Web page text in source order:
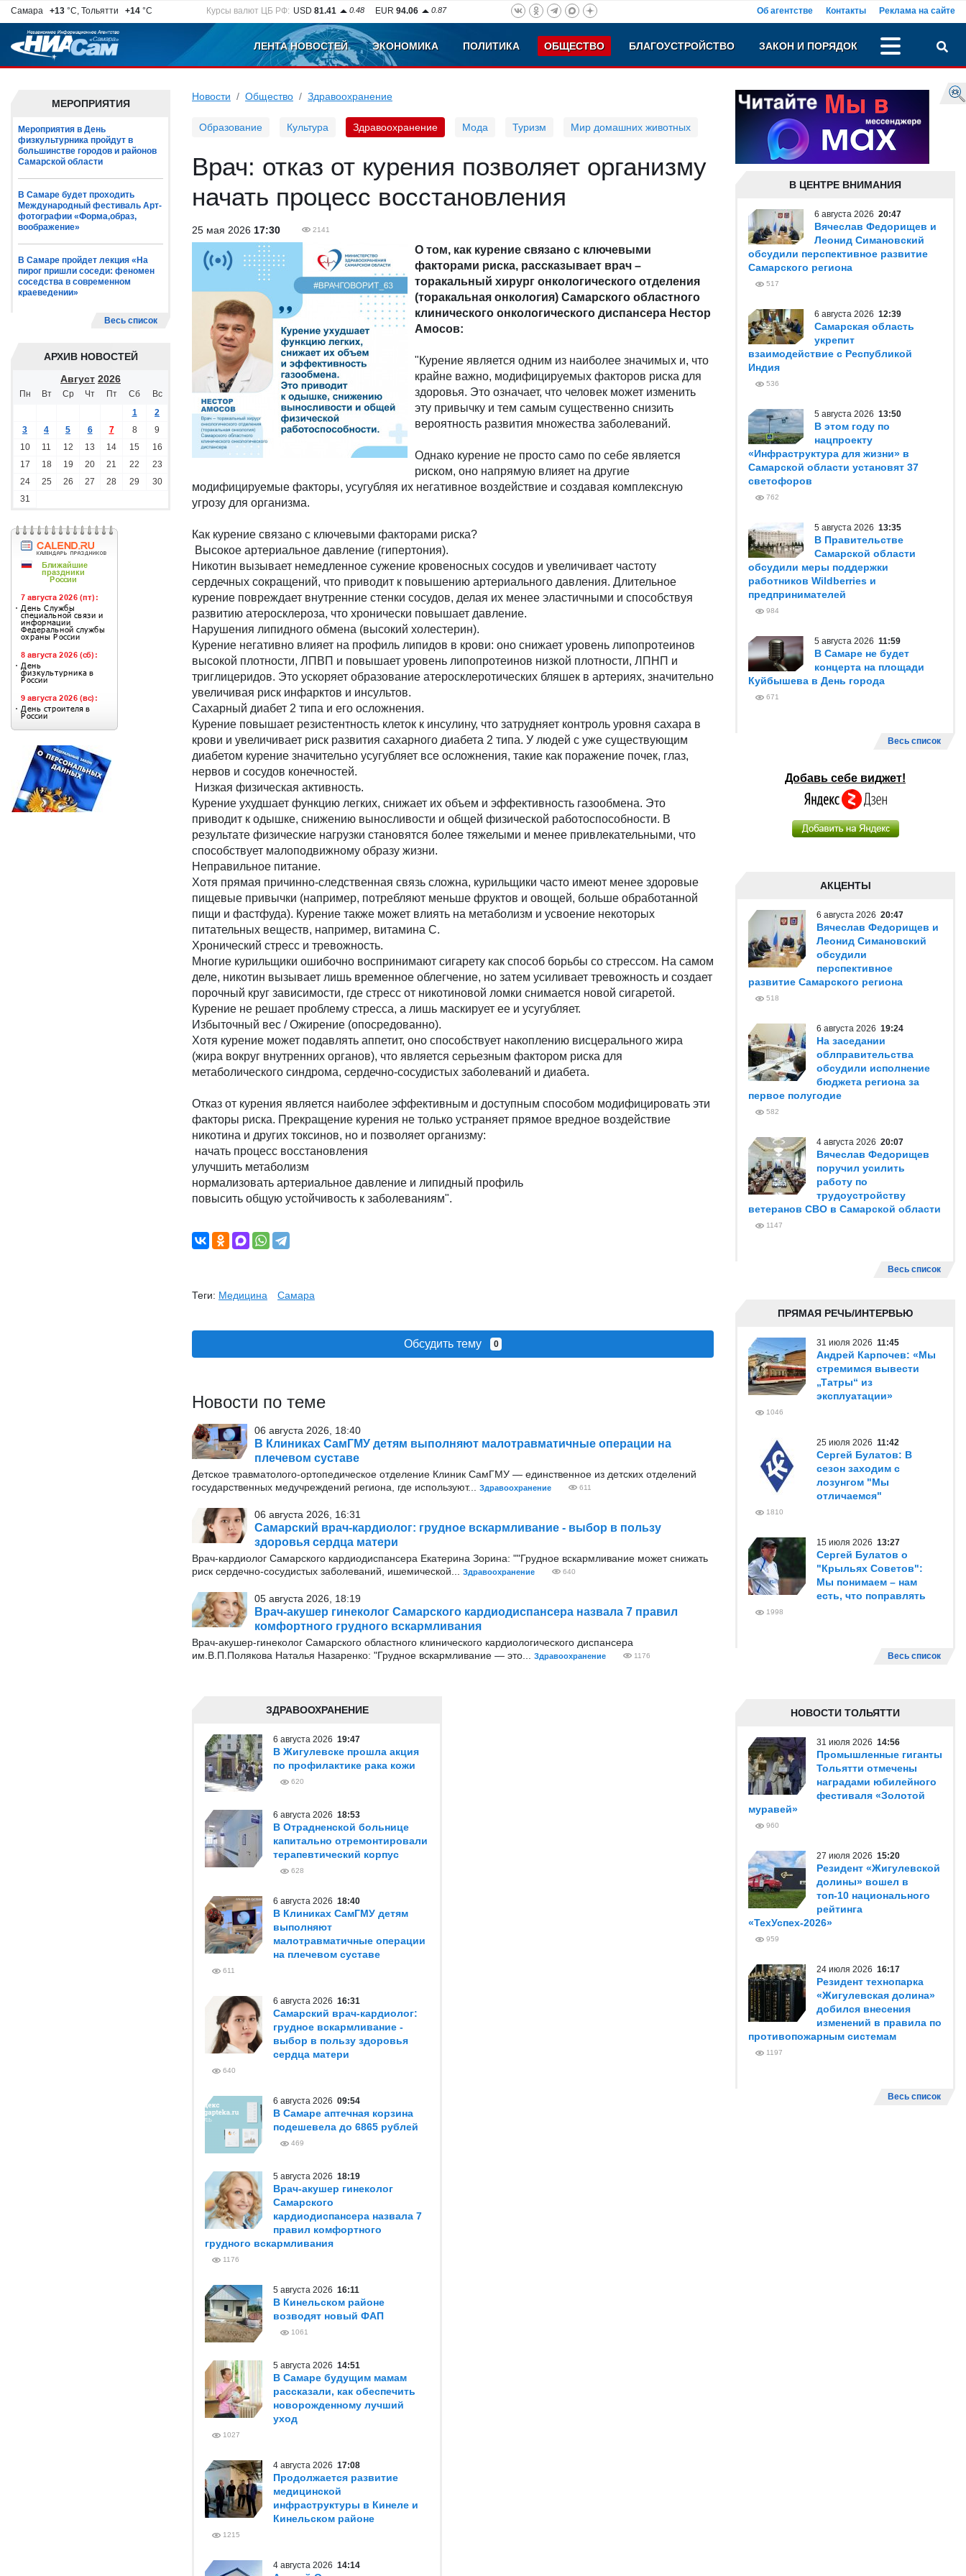
Самара +13 °C, Тольятти +14 °C Курсы валют ЦБ РФ: USD 81.41 0.48 EUR 94.06 0.87 Об агентстве Контакты Реклама на сайте
ЛЕНТА НОВОСТЕЙ ЭКОНОМИКА ПОЛИТИКА ОБЩЕСТВО БЛАГОУСТРОЙСТВО ЗАКОН И ПОРЯДОК
МЕРОПРИЯТИЯ
Мероприятия в День
физкультурника пройдут в
большинстве городов и районов
Самарской области
В Самаре будет проходить
Международный фестиваль Арт-
фотографии «Форма,образ,
воображение»
В Самаре пройдет лекция «На
пирог пришли соседи: феномен
соседства в современном
краеведении»
Весь список
АРХИВ НОВОСТЕЙ
Август 2026
Пн Вт Ср Чт Пт Сб
Вс
1
2
3
4 5 6 7 8
9
10
11 12 13 14 15
16
17
18 19 20 21 22
23
24
25 26 27 28 29
30
31
Новости Общество Здравоохранение
Образование Культура Здравоохранение Мода Туризм Мир домашних животных
Врач: отказ от курения позволяет организму
начать процесс восстановления
25 мая 2026 17:30 2141
О том, как курение связано с ключевыми
факторами риска, рассказывает врач –
торакальный хирург онкологического отделения
(торакальная онкология) Самарского областного
клинического онкологического диспансера Нестор
Амосов:
"Курение является одним из наиболее значимых и, что
крайне важно, модифицируемых факторов риска для
здоровья. Это означает, что человек может изменить
эту привычку и тем самым существенно снизить
вероятность развития множества заболеваний.
Однако курение не просто само по себе является
риском, оно напрямую влияет на другие
модифицируемые факторы, усугубляя их негативное воздействие и создавая комплексную
угрозу для организма.
Как курение связано с ключевыми факторами риска?
Высокое артериальное давление (гипертония).
Никотин вызывает немедленное сужение кровеносных сосудов и увеличивает частоту
сердечных сокращений, что приводит к повышению артериального давления. Длительное
курение повреждает внутренние стенки сосудов, делая их менее эластичными и способствуя
развитию атеросклероза, что хронически повышает давление.
Нарушения липидного обмена (высокий холестерин).
Курение негативно влияет на профиль липидов в крови: оно снижает уровень липопротеинов
высокой плотности, ЛПВП и повышает уровень липопротеинов низкой плотности, ЛПНП и
триглицеридов. Это ускоряет образование атеросклеротических бляшек в артериях, значительно
увеличивая риск инфарктов и инсультов.
Сахарный диабет 2 типа и его осложнения.
Курение повышает резистентность клеток к инсулину, что затрудняет контроль уровня сахара в
крови и увеличивает риск развития сахарного диабета 2 типа. У людей с уже существующим
диабетом курение значительно усугубляет все осложнения, такие как поражение почек, глаз,
нервов и сосудов конечностей.
Низкая физическая активность.
Курение ухудшает функцию легких, снижает их объем и эффективность газообмена. Это
приводит к одышке, снижению выносливости и общей физической работоспособности. В
результате физические нагрузки становятся более тяжелыми и менее привлекательными, что
способствует малоподвижному образу жизни.
Неправильное питание.
Хотя прямая причинно-следственная связь сложна, курильщики часто имеют менее здоровые
пищевые привычки (например, потребляют меньше фруктов и овощей, больше обработанной
пищи и фастфуда). Курение также может влиять на метаболизм и усвоение некоторых
питательных веществ, например, витамина С.
Хронический стресс и тревожность.
Многие курильщики ошибочно воспринимают сигарету как способ борьбы со стрессом. На самом
деле, никотин вызывает лишь временное облегчение, но затем усиливает тревожность и создает
порочный круг зависимости, где стресс от никотиновой ломки снимается новой сигаретой.
Курение не решает проблему стресса, а лишь маскирует ее и усугубляет.
Избыточный вес / Ожирение (опосредованно).
Хотя курение может подавлять аппетит, оно способствует накоплению висцерального жира
(жира вокруг внутренних органов), что является серьезным фактором риска для
метаболического синдрома, сердечно-сосудистых заболеваний и диабета.
Отказ от курения является наиболее эффективным и доступным способом модифицировать эти
факторы риска. Прекращение курения не только устраняет прямое вредное воздействие
никотина и других токсинов, но и позволяет организму:
начать процесс восстановления
улучшить метаболизм
нормализовать артериальное давление и липидный профиль
повысить общую устойчивость к заболеваниям".
Теги: Медицина Самара
Обсудить тему 0
Новости по теме
06 августа 2026, 18:40
В Клиниках СамГМУ детям выполняют малотравматичные операции на
плечевом суставе
Детское травматолого-ортопедическое отделение Клиник СамГМУ — единственное из детских отделений
государственных медучреждений региона, где используют...
Здравоохранение 611
06 августа 2026, 16:31
Самарский врач-кардиолог: грудное вскармливание - выбор в пользу
здоровья сердца матери
Врач-кардиолог Самарского кардиодиспансера Екатерина Зорина: ""Грудное вскармливание может снижать
риск сердечно-сосудистых заболеваний, ишемической...
Здравоохранение 640
05 августа 2026, 18:19
Врач-акушер гинеколог Самарского кардиодиспансера назвала 7 правил
комфортного грудного вскармливания
Врач-акушер-гинеколог Самарского областного клинического кардиологического диспансера
им.В.П.Полякова Наталья Назаренко: "Грудное вскармливание — это...
Здравоохранение 1176
ЗДРАВООХРАНЕНИЕ
6 августа 2026 19:47
В Жигулевске прошла акция
по профилактике рака кожи
620
6 августа 2026 18:53
В Отрадненской больнице
капитально отремонтировали
терапевтический корпус
628
6 августа 2026 18:40
В Клиниках СамГМУ детям
выполняют
малотравматичные операции
на плечевом суставе
611
6 августа 2026 16:31
Самарский врач-кардиолог:
грудное вскармливание -
выбор в пользу здоровья
сердца матери
640
6 августа 2026 09:54
В Самаре аптечная корзина
подешевела до 6865 рублей
469
5 августа 2026 18:19
Врач-акушер гинеколог
Самарского
кардиодиспансера назвала 7
правил комфортного
грудного вскармливания
1176
5 августа 2026 16:11
В Кинельском районе
возводят новый ФАП
1061
5 августа 2026 14:51
В Самаре будущим мамам
рассказали, как обеспечить
новорожденному лучший
уход
1027
4 августа 2026 17:08
Продолжается развитие
медицинской
инфраструктуры в Кинеле и
Кинельском районе
1215
4 августа 2026 14:14
В ЦЕНТРЕ ВНИМАНИЯ
6 августа 2026 20:47
Вячеслав Федорищев и
Леонид Симановский
обсудили перспективное развитие
Самарского региона
517
6 августа 2026 12:39
Самарская область
укрепит
взаимодействие с Республикой
Индия
536
5 августа 2026 13:50
В этом году по
нацпроекту
«Инфраструктура для жизни» в
Самарской области установят 37
светофоров
762
5 августа 2026 13:35
В Правительстве
Самарской области
обсудили меры поддержки
работников Wildberries и
предпринимателей
984
5 августа 2026 11:59
В Самаре не будет
концерта на площади
Куйбышева в День города
671
Весь список
Добавь себе виджет!
АКЦЕНТЫ
6 августа 2026 20:47
Вячеслав Федорищев и
Леонид Симановский
обсудили
перспективное
развитие Самарского региона
518
6 августа 2026 19:24
На заседании
облправительства
обсудили исполнение
бюджета региона за
первое полугодие
582
4 августа 2026 20:07
Вячеслав Федорищев
поручил усилить
работу по
трудоустройству
ветеранов СВО в Самарской области
1147
Весь список
ПРЯМАЯ РЕЧЬ/ИНТЕРВЬЮ
31 июля 2026 11:45
Андрей Карпочев: «Мы
стремимся вывести
„Татры“ из
эксплуатации»
1046
25 июля 2026 11:42
Сергей Булатов: В
сезон заходим с
лозунгом "Мы
отличаемся"
1810
15 июля 2026 13:27
Сергей Булатов о
"Крыльях Советов":
Мы понимаем – нам
есть, что поправлять
1998
Весь список
НОВОСТИ ТОЛЬЯТТИ
31 июля 2026 14:56
Промышленные гиганты
Тольятти отмечены
наградами юбилейного
фестиваля «Золотой
муравей»
960
27 июля 2026 15:20
Резидент «Жигулевской
долины» вошел в
топ-10 национального
рейтинга
«ТехУспех-2026»
959
24 июля 2026 16:17
Резидент технопарка
«Жигулевская долина»
добился внесения
изменений в правила по
противопожарным системам
1197
Весь список